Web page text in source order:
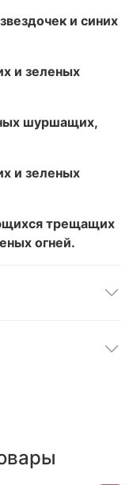
и синих
и зеленых
шуршащих,
и зеленых
трещащих
огней.